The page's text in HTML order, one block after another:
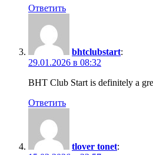
Ответить
bhtclubstart:
29.01.2026 в 08:32
BHT Club Start is definitely a
Ответить
tlover tonet: